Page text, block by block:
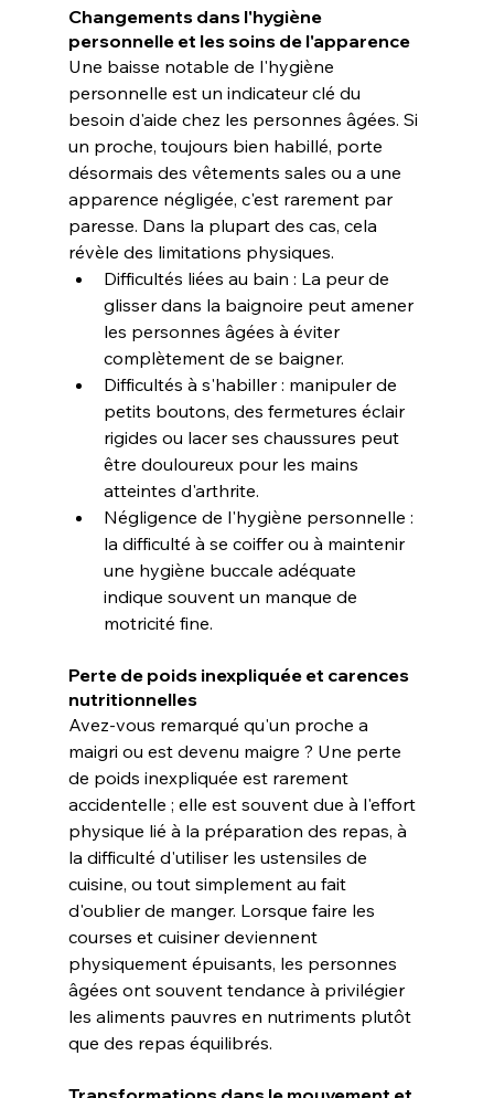
Changements dans l'hygiène
personnelle et les soins de l'apparence
Une baisse notable de l'hygiène
personnelle est un indicateur clé du
besoin d'aide chez les personnes âgées. Si
un proche, toujours bien habillé, porte
désormais des vêtements sales ou a une
apparence négligée, c'est rarement par
paresse. Dans la plupart des cas, cela
révèle des limitations physiques.
Difficultés liées au bain : La peur de
glisser dans la baignoire peut amener
les personnes âgées à éviter
complètement de se baigner.
Difficultés à s'habiller : manipuler de
petits boutons, des fermetures éclair
rigides ou lacer ses chaussures peut
être douloureux pour les mains
atteintes d'arthrite.
Négligence de l'hygiène personnelle :
la difficulté à se coiffer ou à maintenir
une hygiène buccale adéquate
indique souvent un manque de
motricité fine.
Perte de poids inexpliquée et carences
nutritionnelles
Avez-vous remarqué qu'un proche a
maigri ou est devenu maigre ? Une perte
de poids inexpliquée est rarement
accidentelle ; elle est souvent due à l'effort
physique lié à la préparation des repas, à
la difficulté d'utiliser les ustensiles de
cuisine, ou tout simplement au fait
d'oublier de manger. Lorsque faire les
courses et cuisiner deviennent
physiquement épuisants, les personnes
âgées ont souvent tendance à privilégier
les aliments pauvres en nutriments plutôt
que des repas équilibrés.